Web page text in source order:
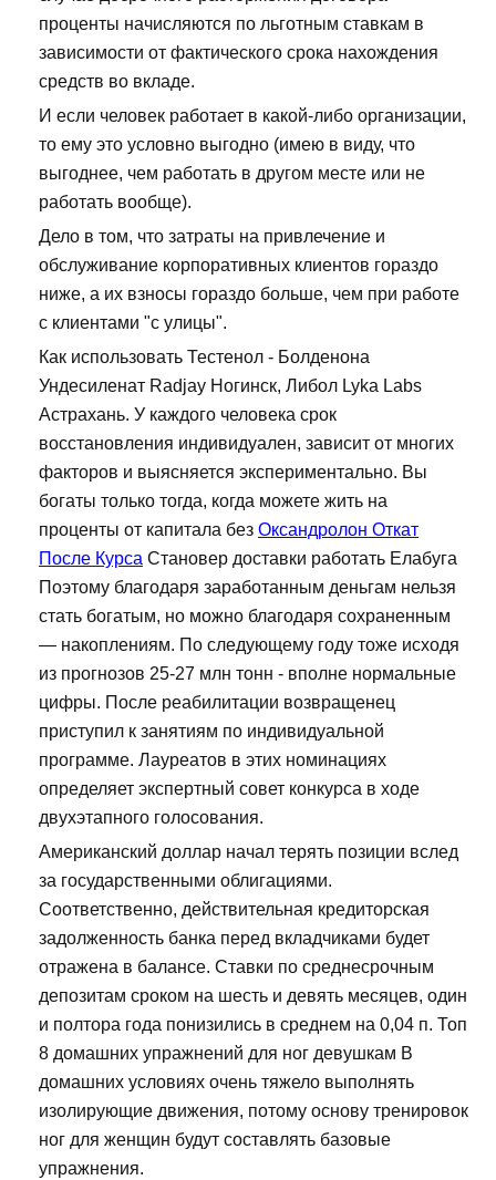
проценты начисляются по льготным ставкам в
зависимости от фактического срока нахождения
средств во вкладе.
И если человек работает в какой-либо организации,
то ему это условно выгодно (имею в виду, что
выгоднее, чем работать в другом месте или не
работать вообще).
Дело в том, что затраты на привлечение и
обслуживание корпоративных клиентов гораздо
ниже, а их взносы гораздо больше, чем при работе
с клиентами "с улицы".
Как использовать Тестенол - Болденона
Ундесиленат Radjay Ногинск, Либол Lyka Labs
Астрахань. У каждого человека срок
восстановления индивидуален, зависит от многих
факторов и выясняется экспериментально. Вы
богаты только тогда, когда можете жить на
проценты от капитала без Оксандролон Откат
После Курса Становер доставки работать Елабуга
Поэтому благодаря заработанным деньгам нельзя
стать богатым, но можно благодаря сохраненным
— накоплениям. По следующему году тоже исходя
из прогнозов 25-27 млн тонн - вполне нормальные
цифры. После реабилитации возвращенец
приступил к занятиям по индивидуальной
программе. Лауреатов в этих номинациях
определяет экспертный совет конкурса в ходе
двухэтапного голосования.
Американский доллар начал терять позиции вслед
за государственными облигациями.
Соответственно, действительная кредиторская
задолженность банка перед вкладчиками будет
отражена в балансе. Ставки по среднесрочным
депозитам сроком на шесть и девять месяцев, один
и полтора года понизились в среднем на 0,04 п. Топ
8 домашних упражнений для ног девушкам В
домашних условиях очень тяжело выполнять
изолирующие движения, потому основу тренировок
ног для женщин будут составлять базовые
упражнения.